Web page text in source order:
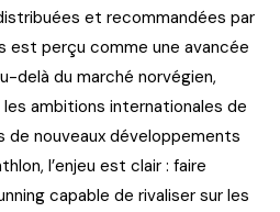
et recommandées par
est perçu comme une avancée
delà du marché norvégien,
ambitions internationales de
de nouveaux développements
l’enjeu est clair : faire
capable de rivaliser sur les